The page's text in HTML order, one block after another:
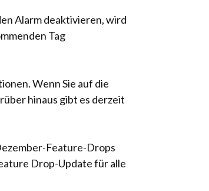
Alarm deaktivieren, wird
Tag
Wenn Sie auf die
hinaus gibt es derzeit
Feature-Drops
Drop-Update für alle